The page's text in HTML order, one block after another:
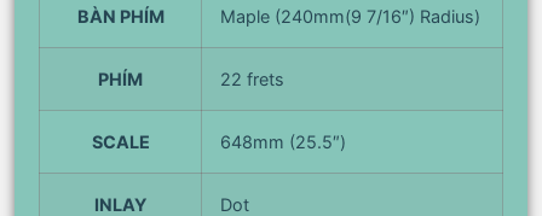
BÀN PHÍM Maple (240mm(9 7/16″) Radius)
PHÍM 22 frets
SCALE 648mm (25.5″)
INLAY Dot